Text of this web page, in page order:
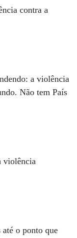
contra a
a violência
Não tem País
violência
o ponto que